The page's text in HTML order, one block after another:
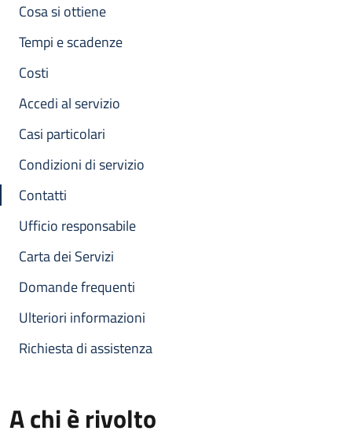
Cosa si ottiene
Tempi e scadenze
Costi
Accedi al servizio
Casi particolari
Condizioni di servizio
Contatti
Ufficio responsabile
Carta dei Servizi
Domande frequenti
Ulteriori informazioni
Richiesta di assistenza
A chi è rivolto